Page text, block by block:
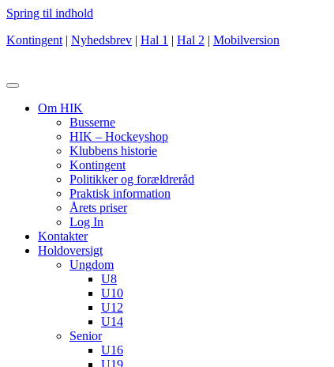
Spring til indhold
Kontingent | Nyhedsbrev | Hal 1 | Hal 2 | Mobilversion
Om HIK
Busserne
HIK – Hockeyshop
Klubbens historie
Kontingent
Politikker og forældreråd
Praktisk information
Årets priser
Log In
Kontakter
Holdoversigt
Ungdom
U8
U10
U12
U14
Senior
U16
U19